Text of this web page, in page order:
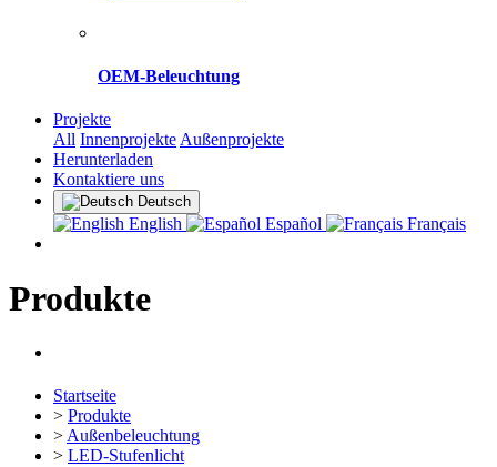
OEM-Beleuchtung
Projekte
All Innenprojekte Außenprojekte
Herunterladen
Kontaktiere uns
Deutsch
English Español Français
Produkte
Startseite
> Produkte
>Außenbeleuchtung
> LED-Stufenlicht